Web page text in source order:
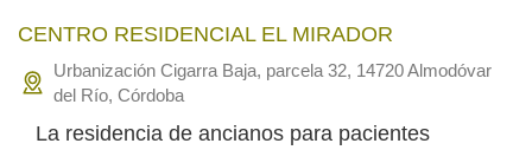
CENTRO RESIDENCIAL EL MIRADOR
Urbanización Cigarra Baja, parcela 32, 14720 Almodóvar
del Río, Córdoba
La residencia de ancianos para pacientes